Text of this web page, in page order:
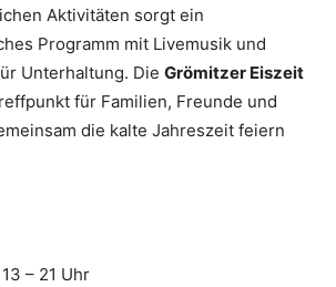
Aktivitäten sorgt ein
Programm mit Livemusik und
Unterhaltung. Die Grömitzer Eiszeit
für Familien, Freunde und
die kalte Jahreszeit feiern
– 21 Uhr